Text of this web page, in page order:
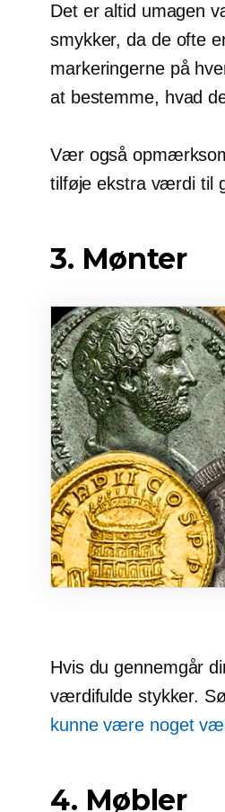
Det er altid umagen
smykker, da de ofte
markeringerne på
at bestemme, hvad
Vær også
tilføje ekstra værdi til
3. Mønter
Hvis du gennemgår
værdifulde stykker.
kunne være noget
4. Møbler